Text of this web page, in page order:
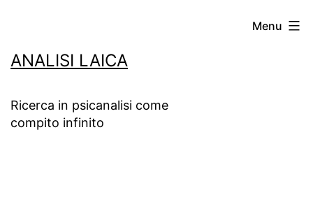
contenuto
ANALISI LAICA
Ricerca in psicanalisi come
compito infinito
Menu